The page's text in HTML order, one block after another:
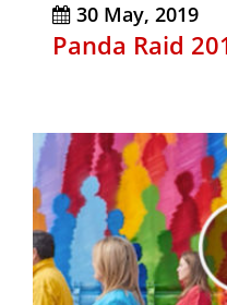
30 May, 2019
Panda Raid